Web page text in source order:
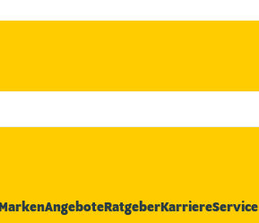
MarkenAngeboteRatgeberKarriereService